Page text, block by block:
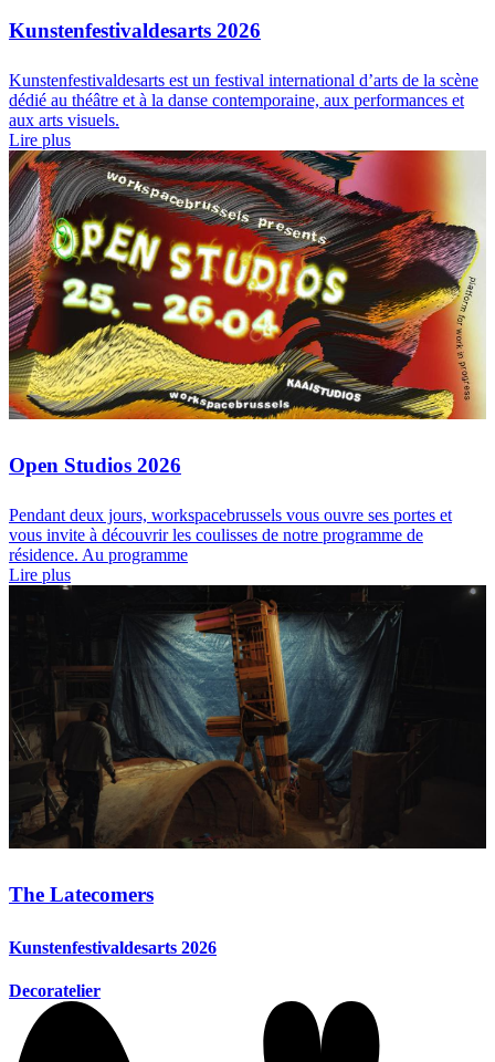
Kunstenfestivaldesarts 2026
Kunstenfestivaldesarts est un festival international d’arts de la scène
dédié au théâtre et à la danse contemporaine, aux performances et
aux arts visuels.
Lire plus
Open Studios 2026
Pendant deux jours, workspacebrussels vous ouvre ses portes et
vous invite à découvrir les coulisses de notre programme de
résidence. Au programme
Lire plus
The Latecomers
Kunstenfestivaldesarts 2026
Decoratelier